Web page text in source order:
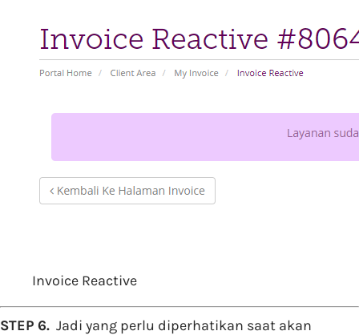
Invoice Reactive
STEP 6. Jadi yang perlu diperhatikan saat akan